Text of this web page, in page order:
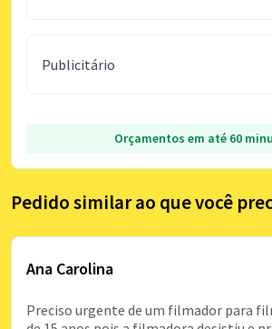
Publicitário
Orçamentos em até 60
Pedido similar ao que você
Ana Carolina
Preciso urgente de um filmador para